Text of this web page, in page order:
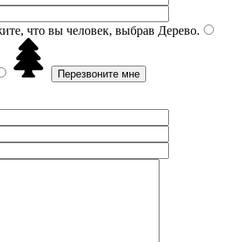
что вы человек, выбрав Дерево.